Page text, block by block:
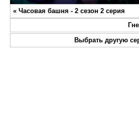
Play
« Часовая башня - 2 сезон 2 серия
Выбрать другую